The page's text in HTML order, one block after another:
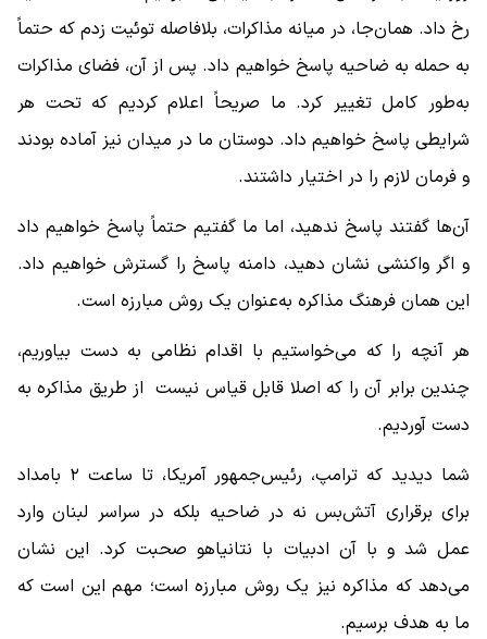
رخ داد. همان‌جا، در میانه مذاکرات، بلافاصله توئیت زدم که حتماً
به حمله به ضاحیه پاسخ خواهیم داد. پس از آن، فضای مذاکرات
به‌طور کامل تغییر کرد. ما صریحاً اعلام کردیم که تحت هر
شرایطی پاسخ خواهیم داد. دوستان ما در میدان نیز آماده بودند
و فرمان لازم را در اختیار داشتند.
آن‌ها گفتند پاسخ ندهید، اما ما گفتیم حتماً پاسخ خواهیم داد
و اگر واکنشی نشان دهید، دامنه پاسخ را گسترش خواهیم داد.
این همان فرهنگ مذاکره به‌عنوان یک روش مبارزه است.
هر آنچه را که می‌خواستیم با اقدام نظامی به دست بیاوریم،
چندین برابر آن را که اصلا قابل قیاس نیست از طریق مذاکره به
دست آوردیم.
شما دیدید که ترامپ، رئیس‌جمهور آمریکا، تا ساعت ۲ بامداد
برای برقراری آتش‌بس نه در ضاحیه بلکه در سراسر لبنان وارد
عمل شد و با آن ادبیات با نتانیاهو صحبت کرد. این نشان
می‌دهد که مذاکره نیز یک روش مبارزه است؛ مهم این است که
ما به هدف برسیم.